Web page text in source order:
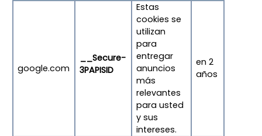
google.com
__Secure-
3PAPISID
Estas
cookies se
utilizan
para
entregar
anuncios
más
relevantes
para usted
y sus
intereses.
en 2
años